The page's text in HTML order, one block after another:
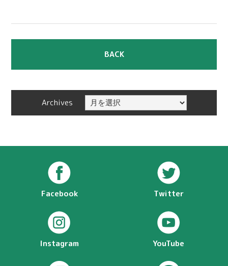
BACK
Archives
Facebook Twitter
Instagram YouTube